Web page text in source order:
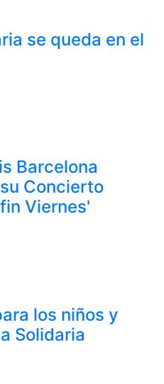
se queda en el
Barcelona
Concierto
Viernes'
los niños y
Solidaria